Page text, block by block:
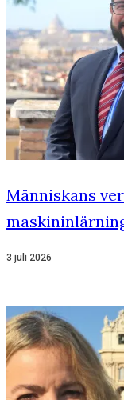
Människans
3 juli 2026